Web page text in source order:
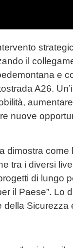
il
e
A26.
nuove
dimostra
tra i diversi
di lungo
il Paese”. Lo
della